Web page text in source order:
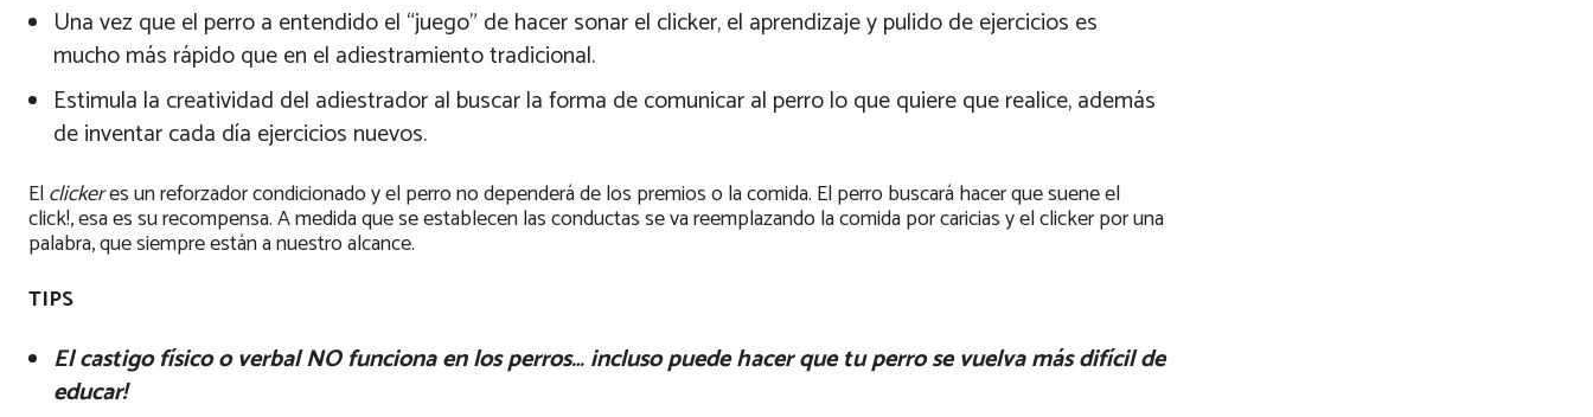
Una vez que el perro a entendido el “juego” de hacer sonar el clicker, el aprendizaje y pulido de ejercicios es
mucho más rápido que en el adiestramiento tradicional.
Estimula la creatividad del adiestrador al buscar la forma de comunicar al perro lo que quiere que realice, además
de inventar cada día ejercicios nuevos.
Elclickeres un reforzador condicionado y el perro no dependerá de los premios o la comida. El perro buscará hacer que suene el
click!, esa es su recompensa. A medida que se establecen las conductas se va reemplazando la comida por caricias y el clicker por una
palabra, que siempre están a nuestro alcance.
TIPS
El castigo físico o verbal NO funciona en los perros… incluso puede hacer que tu perro se vuelva más difícil de
educar!